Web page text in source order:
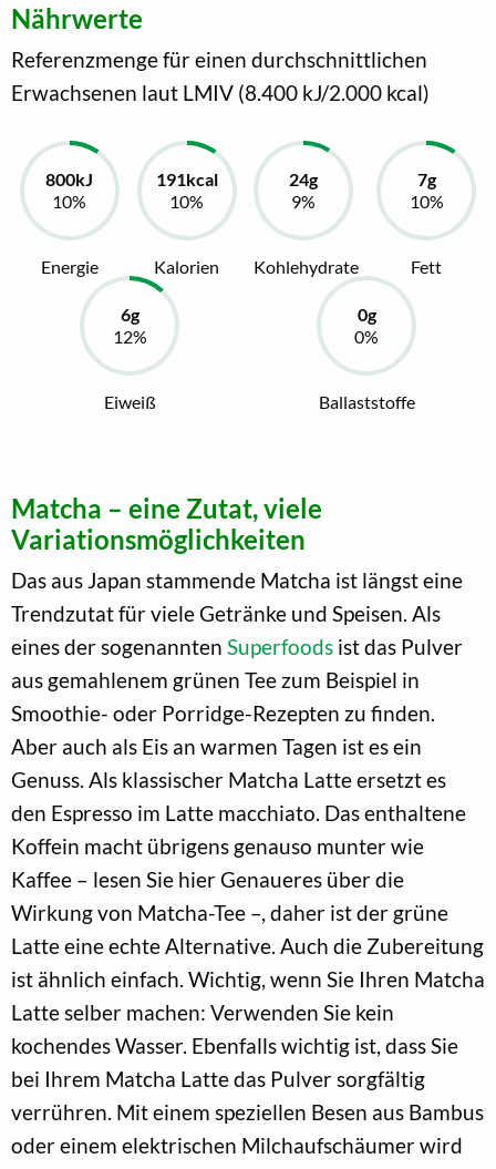
Nährwerte
Referenzmenge für einen durchschnittlichen
Erwachsenen laut LMIV (8.400 kJ/2.000 kcal)
Energie Kalorien Kohlehydrate Fett
Eiweiß Ballaststoffe
Matcha – eine Zutat, viele
Variationsmöglichkeiten
Das aus Japan stammende Matcha ist längst eine
Trendzutat für viele Getränke und Speisen. Als
eines der sogenannten Superfoods ist das Pulver
aus gemahlenem grünen Tee zum Beispiel in
Smoothie- oder Porridge-Rezepten zu finden.
Aber auch als Eis an warmen Tagen ist es ein
Genuss. Als klassischer Matcha Latte ersetzt es
den Espresso im Latte macchiato. Das enthaltene
Koffein macht übrigens genauso munter wie
Kaffee – lesen Sie hier Genaueres über die
Wirkung von Matcha-Tee –, daher ist der grüne
Latte eine echte Alternative. Auch die Zubereitung
ist ähnlich einfach. Wichtig, wenn Sie Ihren Matcha
Latte selber machen: Verwenden Sie kein
kochendes Wasser. Ebenfalls wichtig ist, dass Sie
bei Ihrem Matcha Latte das Pulver sorgfältig
verrühren. Mit einem speziellen Besen aus Bambus
oder einem elektrischen Milchaufschäumer wird